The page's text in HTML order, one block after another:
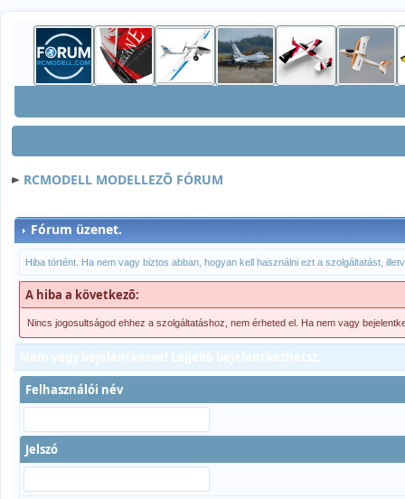
RCMODELL MODELLEZÕ FÓRUM
Fórum üzenet.
Hiba történt. Ha nem vagy biztos abban, hogyan kell használni ezt a szolgáltatást,
A hiba a következõ:
Nincs jogosultságod ehhez a szolgáltatáshoz, nem érheted el. Ha nem vagy
Felhasználói név
Jelszó